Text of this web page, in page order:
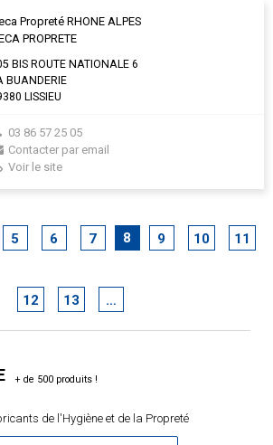
Propreté RHONE ALPES
PROPRETE
BIS ROUTE NATIONALE 6
BUANDERIE
LISSIEU
03 86 57 25 05
Contacter par email
Voir le site
5 6 7 8 9 10 11
12 13 …
de l'Hygiène et de la Propreté